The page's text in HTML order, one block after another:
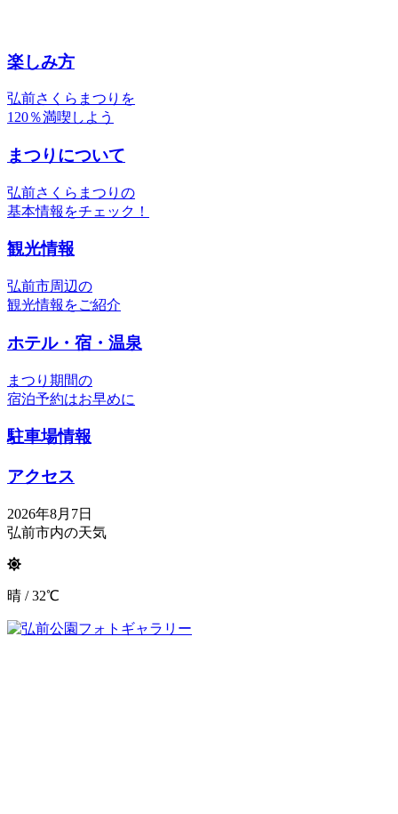
楽しみ方
弘前さくらまつりを
120％満喫しよう
まつりについて
弘前さくらまつりの
基本情報をチェック！
観光情報
弘前市周辺の
観光情報をご紹介
ホテル・宿・温泉
まつり期間の
宿泊予約はお早めに
駐車場情報
アクセス
2026年8月7日
弘前市内の天気
晴 / 32℃